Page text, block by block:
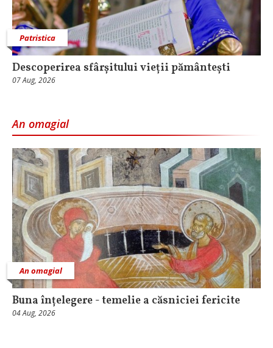
Patristica
Descoperirea sfârșitului vieții pământești
07 Aug, 2026
An omagial
An omagial
Buna înțelegere - temelie a căsniciei fericite
04 Aug, 2026